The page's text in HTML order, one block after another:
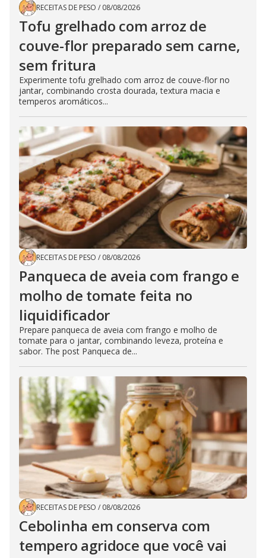
RECEITAS DE PESO / 08/08/2026
Tofu grelhado com arroz de
couve-flor preparado sem carne,
sem fritura
Experimente tofu grelhado com arroz de couve-flor no
jantar, combinando crosta dourada, textura macia e
temperos aromáticos...
RECEITAS DE PESO / 08/08/2026
Panqueca de aveia com frango e
molho de tomate feita no
liquidificador
Prepare panqueca de aveia com frango e molho de
tomate para o jantar, combinando leveza, proteína e
sabor. The post Panqueca de...
RECEITAS DE PESO / 08/08/2026
Cebolinha em conserva com
tempero agridoce que você vai